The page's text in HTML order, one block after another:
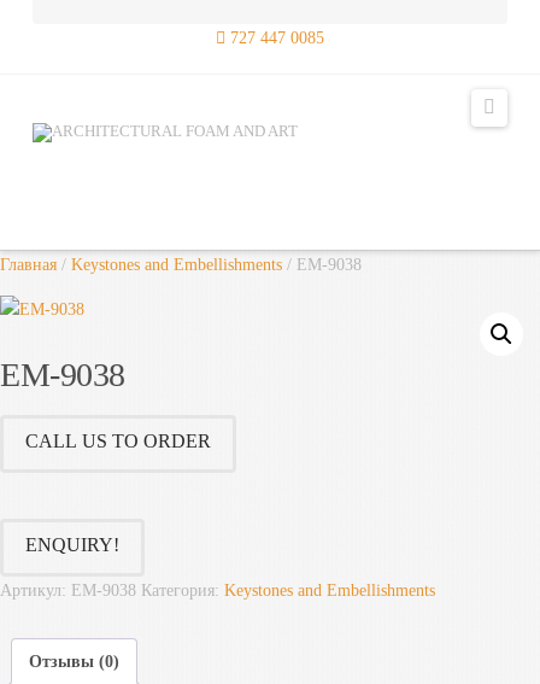
727 447 0085
Главная / Keystones and Embellishments / EM-9038
EM-9038
CALL US TO ORDER
ENQUIRY!
Артикул: EM-9038 Категория: Keystones and Embellishments
Отзывы (0)